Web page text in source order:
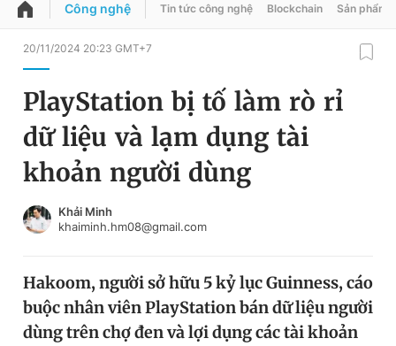
QUẢNG CÁO ĐẶT BÁO
Chuyên mục
Chuyên mục khác
Chào ngày mới
Video Magazine
Đổi mật khẩu
Tin đã lưu
Công nghệ Tin tức công nghệ Blockchain Sản phẩm
20/11/2024 20:23 GMT+7
PlayStation bị tố làm rò rỉ
dữ liệu và lạm dụng tài
khoản người dùng
Khải Minh
khaiminh.hm08@gmail.com
Hakoom, người sở hữu 5 kỷ lục Guinness, cáo
buộc nhân viên PlayStation bán dữ liệu người
dùng trên chợ đen và lợi dụng các tài khoản